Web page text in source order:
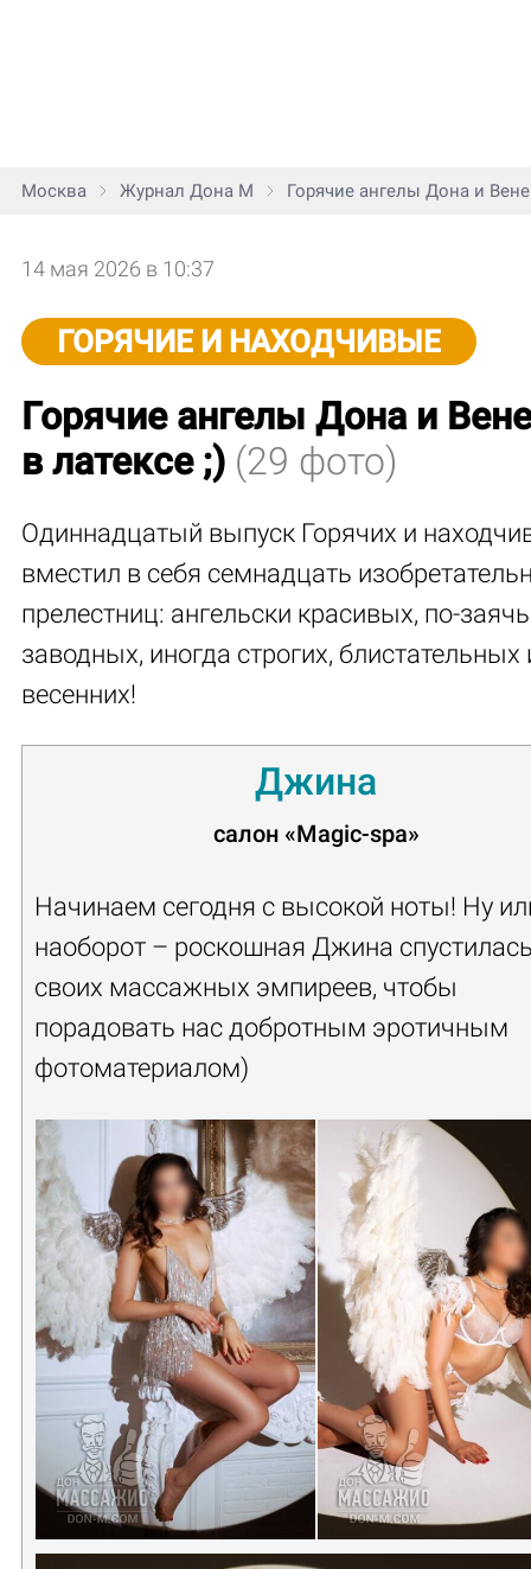
Москва Журнал Дона М Горячие ангелы Дона и
14 мая 2026 в 10:37
ГОРЯЧИЕ И НАХОДЧИВЫЕ
Горячие ангелы Дона и
в латексе ;) (29 фото)
Одиннадцатый выпуск Горячих и
вместил в себя семнадцать
прелестниц: ангельски красивых, по-
заводных, иногда строгих, блистательных
весенних!
Джина
салон «Magic-spa»
Начинаем сегодня с высокой ноты! Ну
наоборот – роскошная Джина
своих массажных эмпиреев, чтобы
порадовать нас добротным эротичным
фотоматериалом)